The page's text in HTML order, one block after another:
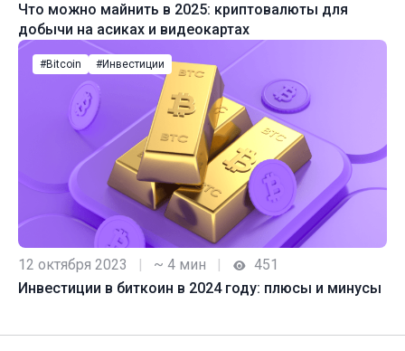
Что можно майнить в 2025: криптовалюты для
добычи на асиках и видеокартах
#Bitcoin #Инвестиции
12 октября 2023 | ~ 4 мин |
451
Инвестиции в биткоин в 2024 году: плюсы и минусы